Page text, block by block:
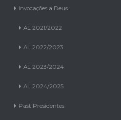
Invocações a Deus
AL 2021/2022
AL 2022/2023
AL 2023/2024
AL 2024/2025
Past Presidentes